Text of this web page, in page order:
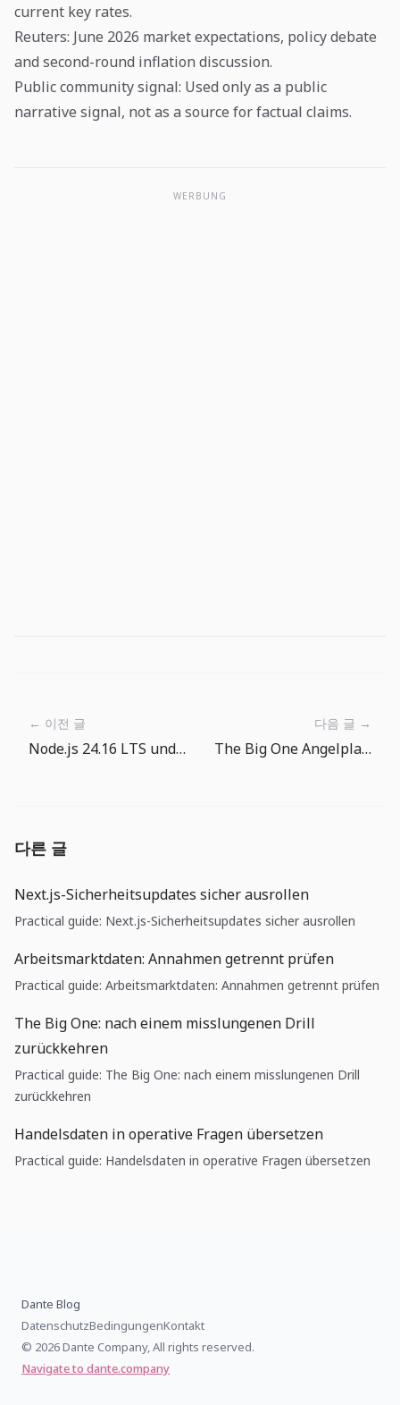
current key rates.
Reuters: June 2026 market expectations, policy debate
and second-round inflation discussion.
Public community signal: Used only as a public
narrative signal, not as a source for factual claims.
WERBUNG
← 이전 글
Node.js 24.16 LTS und 26 Current: das Runtime-Upgrade braucht jetzt eine Checkliste
다음 글 →
The Big One Angelplatz-Tour: Vom ruhigen See bis zur Tiefsee
다른 글
Next.js-Sicherheitsupdates sicher ausrollen
Practical guide: Next.js-Sicherheitsupdates sicher ausrollen
Arbeitsmarktdaten: Annahmen getrennt prüfen
Practical guide: Arbeitsmarktdaten: Annahmen getrennt prüfen
The Big One: nach einem misslungenen Drill
zurückkehren
Practical guide: The Big One: nach einem misslungenen Drill
zurückkehren
Handelsdaten in operative Fragen übersetzen
Practical guide: Handelsdaten in operative Fragen übersetzen
Dante Blog
DatenschutzBedingungenKontakt
© 2026 Dante Company, All rights reserved.
Navigate to dante.company